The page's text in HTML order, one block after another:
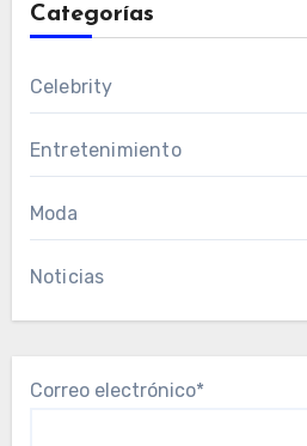
Categorías
Celebrity
Entretenimiento
Moda
Noticias
Correo electrónico*